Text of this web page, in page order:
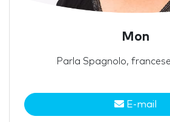
Mon
Parla Spagnolo,
E-mail